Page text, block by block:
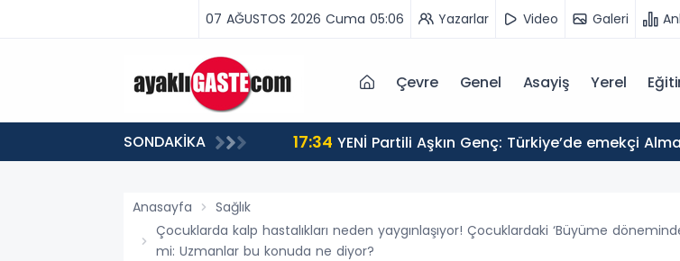
07 AĞUSTOS 2026 Cuma 05:06 Yazarlar Video Galeri
Çevre Genel Asayiş Yerel
SONDAKİKA 17:34 YENİ Partili Aşkın Genç: Türkiye’de emekçi Almanya’dan yüzde 25 fazla çalışıyor, asgari ücret ayın 18
gününe yetiyor
Anasayfa
Sağlık
Çocuklarda kalp hastalıkları neden yaygınlaşıyor! Çocuklardaki ‘Büyüme
mi: Uzmanlar bu konuda ne diyor?